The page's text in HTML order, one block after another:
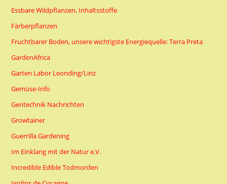
Essbare Wildpflanzen, Inhaltsstoffe
Färberpflanzen
Fruchtbarer Boden, unsere wichtigste Energiequelle: Terra Preta
GardenAfrica
Garten Labor Leonding/Linz
Gemüse-Info
Gentechnik Nachrichten
Growtainer
Guerrilla Gardening
Im Einklang mit der Natur e.V.
Incredible Edible Todmorden